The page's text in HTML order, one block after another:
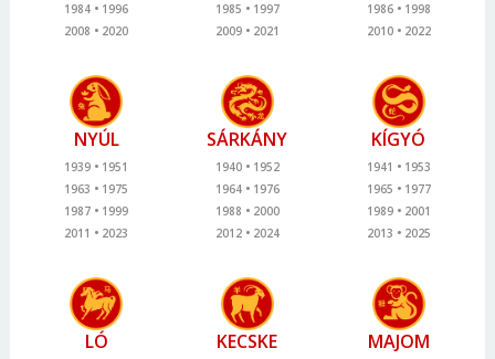
1984
1996
2008
2020
1985
1997
2009
2021
1986
1998
2010
2022
NYÚL
1939
1951
1963
1975
1987
1999
2011
2023
SÁRKÁNY
1940
1952
1964
1976
1988
2000
2012
2024
KÍGYÓ
1941
1953
1965
1977
1989
2001
2013
2025
LÓ KECSKE MAJOM